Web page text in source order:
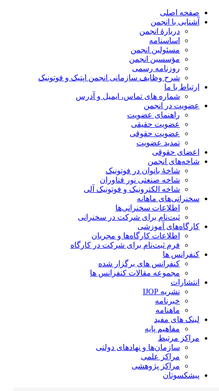
صفحه اصلی
آشنایی با انجمن
دربارۀ انجمن
اساسنامه
مسئولین انجمن
مؤسسین انجمن
روزنامه رسمی
شرح وظایف سازمانی انجمن اپتیک و فوتونیک
ارتباط با ما
شماره های تماس، ایمیل و آدرس
عضویت در انجمن
راهنمای عضویت
عضویت حقیقی
عضویت حقوقی
تمدید عضویت
اعضای حقوقی
شاخه‌های انجمن
شاخۀ بانوان در فوتونیک
شاخه صنعتی نور فناوران
شاخه‌ الکترونیک و فوتونیک آلی
سخنرانی‌های ماهانه
اطلاعات سخنرانی‌‌ها
ثبت‌نام برای شرکت در سخنرانی
کارگاه‌های آموزشی
اطلاعات کارگاه‌ها و مجریان
فرم ثبت‌نام برای شرکت در کارگاه
کنفرانس ها
کنفرانس های برگزار شده
مجموعه مقالات کنفرانس ها
انتشارات
نشریه IJOP
خبرنامه
ماهنامه
لینک های مفید
مفاهیم پایه
مراکز مرتبط
سازمان‌ها و نهادهای دولتی
مراکز علمی
مراکز پژوهشی
پیشکسوتان